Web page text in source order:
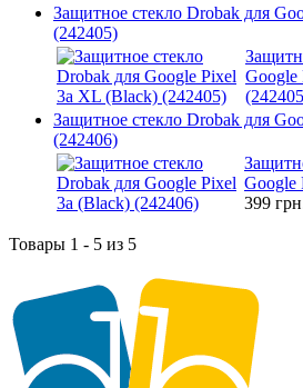
Защитное стекло Drobak для
(242405)
Google
Защитное стекло Drobak для
(242406)
Google
399
Товары 1 - 5 из 5